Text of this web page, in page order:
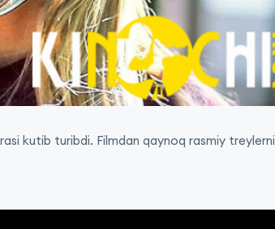
kutib turibdi. Filmdan qaynoq rasmiy treylerni